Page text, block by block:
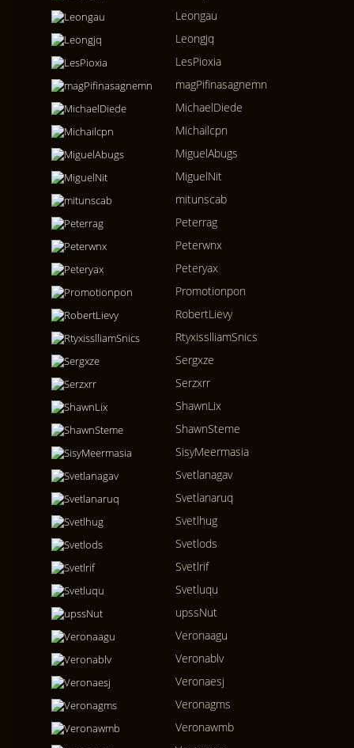
Leongau
Leongjq
LesPioxia
magPifinasagnemn
MichaelDiede
Michailcpn
MiguelAbugs
MiguelNit
mitunscab
Peterrag
Peterwnx
Peteryax
Promotionpon
RobertLievy
RtyxisslliamSnics
Sergxze
Serzxrr
ShawnLix
ShawnSteme
SisyMeermasia
Svetlanagav
Svetlanaruq
Svetlhug
Svetlods
Svetlrif
Svetluqu
upssNut
Veronaagu
Veronablv
Veronaesj
Veronagms
Veronawmb